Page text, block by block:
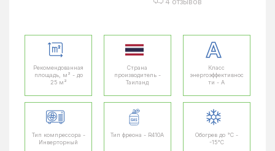
Рекомендованная
площадь, м² - до
25 м²
Страна
производитель -
Таиланд
Класс
энергоэффективнос
ти - A
Тип компрессора -
Инверторный
Тип фреона - R410A
Обогрев до °C -
-15°C